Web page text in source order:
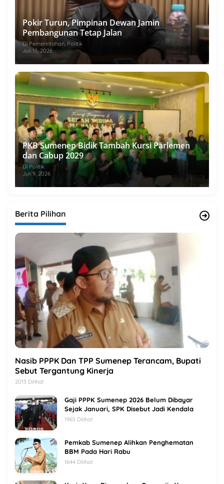
Pokir Turun, Pimpinan Dewan Jamin
Pembangunan Tetap Jalan
Di Pemerintahan, Politik
Juli 15, 2026
PKB Sumenep Bidik Tambah Kursi Parlemen
dan Cabup 2029
Di Politik
Juli 9, 2026
Berita Pilihan
Nasib PPPK Dan TPP Sumenep Terancam, Bupati
Sebut Tergantung Kinerja
2013 Dilihat
Gaji PPPK Sumenep 2026 Belum Dibayar
Sejak Januari, SPK Disebut Jadi Kendala
1965 Dilihat
Pemkab Sumenep Alihkan Penghematan
BBM Pada Hari Rabu
1644 Dilihat